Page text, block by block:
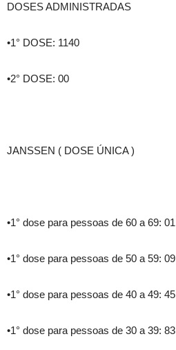
DOSES ADMINISTRADAS
•1° DOSE: 1140
•2° DOSE: 00
JANSSEN ( DOSE ÚNICA )
•1° dose para pessoas de 60 a 69: 01
•1° dose para pessoas de 50 a 59: 09
•1° dose para pessoas de 40 a 49: 45
•1° dose para pessoas de 30 a 39: 83